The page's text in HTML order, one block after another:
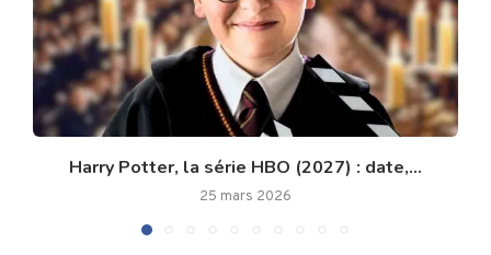
Harry Potter, la série HBO (2027) : date,...
25 mars 2026